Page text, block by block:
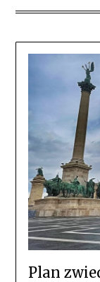
Plan